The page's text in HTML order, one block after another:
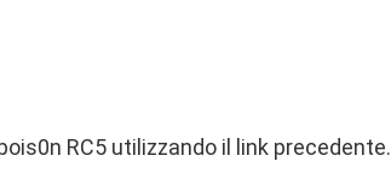
RC5 utilizzando il link precedente.